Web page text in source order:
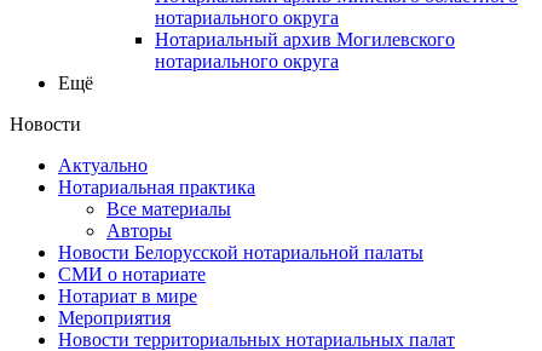
нотариального округа
Нотариальный архив Могилевского
нотариального округа
Ещё
Новости
Актуально
Нотариальная практика
Все материалы
Авторы
Новости Белорусской нотариальной палаты
СМИ о нотариате
Нотариат в мире
Мероприятия
Новости территориальных нотариальных палат